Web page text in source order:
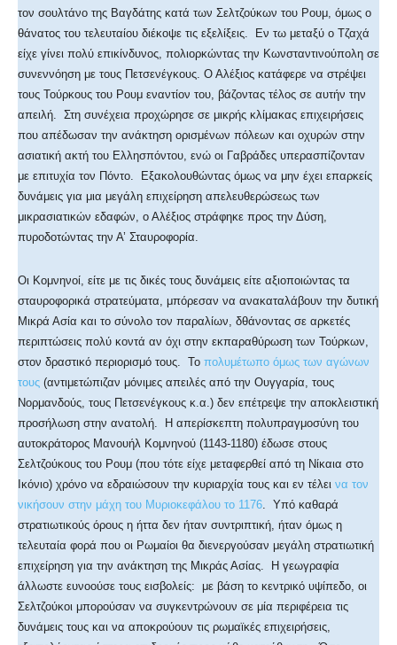
τον σουλτάνο της Βαγδάτης κατά των Σελτζούκων του Ρουμ, όμως ο
θάνατος του τελευταίου διέκοψε τις εξελίξεις. Εν τω μεταξύ ο Τζαχά
είχε γίνει πολύ επικίνδυνος, πολιορκώντας την Κωνσταντινούπολη σε
συνεννόηση με τους Πετσενέγκους. Ο Αλέξιος κατάφερε να στρέψει
τους Τούρκους του Ρουμ εναντίον του, βάζοντας τέλος σε αυτήν την
απειλή. Στη συνέχεια προχώρησε σε μικρής κλίμακας επιχειρήσεις
που απέδωσαν την ανάκτηση ορισμένων πόλεων και οχυρών στην
ασιατική ακτή του Ελλησπόντου, ενώ οι Γαβράδες υπερασπίζονταν
με επιτυχία τον Πόντο. Εξακολουθώντας όμως να μην έχει επαρκείς
δυνάμεις για μια μεγάλη επιχείρηση απελευθερώσεως των
μικρασιατικών εδαφών, ο Αλέξιος στράφηκε προς την Δύση,
πυροδοτώντας την Α’ Σταυροφορία.
Οι Κομνηνοί, είτε με τις δικές τους δυνάμεις είτε αξιοποιώντας τα
σταυροφορικά στρατεύματα, μπόρεσαν να ανακαταλάβουν την δυτική
Μικρά Ασία και το σύνολο τον παραλίων, δθάνοντας σε αρκετές
περιπτώσεις πολύ κοντά αν όχι στην εκπαραθύρωση των Τούρκων,
στον δραστικό περιορισμό τους. Το πολυμέτωπο όμως των αγώνων
τους (αντιμετώπιζαν μόνιμες απειλές από την Ουγγαρία, τους
Νορμανδούς, τους Πετσενέγκους κ.α.) δεν επέτρεψε την αποκλειστική
προσήλωση στην ανατολή. Η απερίσκεπτη πολυπραγμοσύνη του
αυτοκράτορος Μανουήλ Κομνηνού (1143-1180) έδωσε στους
Σελτζούκους του Ρουμ (που τότε είχε μεταφερθεί από τη Νίκαια στο
Ικόνιο) χρόνο να εδραιώσουν την κυριαρχία τους και εν τέλει να τον
νικήσουν στην μάχη του Μυριοκεφάλου το 1176 . Υπό καθαρά
στρατιωτικούς όρους η ήττα δεν ήταν συντριπτική, ήταν όμως η
τελευταία φορά που οι Ρωμαίοι θα διενεργούσαν μεγάλη στρατιωτική
επιχείρηση για την ανάκτηση της Μικράς Ασίας. Η γεωγραφία
άλλωστε ευνοούσε τους εισβολείς: με βάση το κεντρικό υψίπεδο, οι
Σελτζούκοι μπορούσαν να συγκεντρώνουν σε μία περιφέρεια τις
δυνάμεις τους και να αποκρούουν τις ρωμαϊκές επιχειρήσεις,